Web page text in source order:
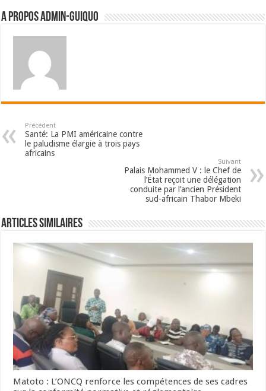
A propos admin-guiquo
Précédent
Santé: La PMI américaine contre
le paludisme élargie à trois pays
africains
Suivant
Palais Mohammed V : le Chef de
l’État reçoit une délégation
conduite par l’ancien Président
sud-africain Thabor Mbeki
Articles Similaires
Matoto : L’ONCQ renforce les compétences de ses cadres